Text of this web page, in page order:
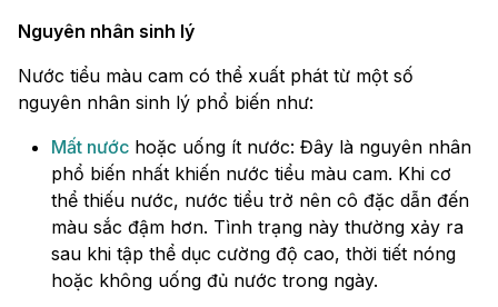
Nguyên nhân sinh lý
Nước tiểu màu cam có thể xuất phát từ một số
nguyên nhân sinh lý phổ biến như:
Mất nước hoặc uống ít nước: Đây là nguyên nhân
phổ biến nhất khiến nước tiểu màu cam. Khi cơ
thể thiếu nước, nước tiểu trở nên cô đặc dẫn đến
màu sắc đậm hơn. Tình trạng này thường xảy ra
sau khi tập thể dục cường độ cao, thời tiết nóng
hoặc không uống đủ nước trong ngày.